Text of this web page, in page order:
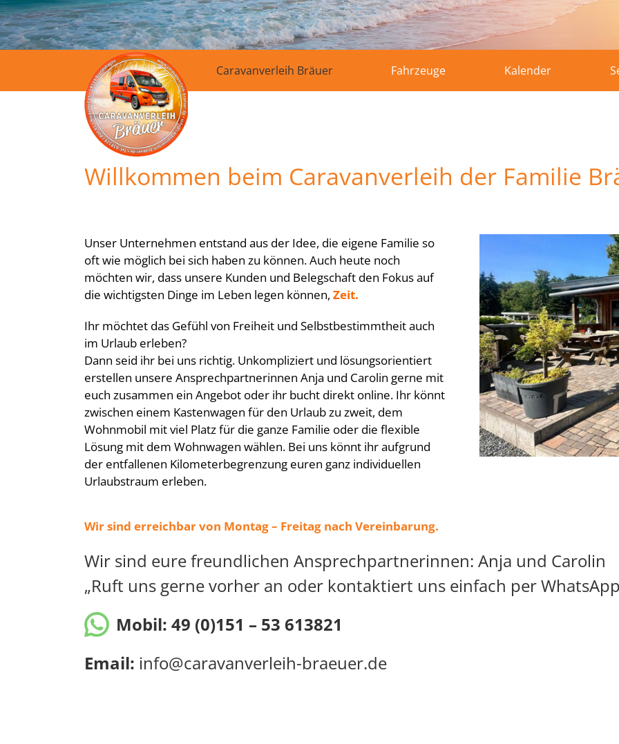
Caravanverleih Bräuer Fahrzeuge Kalender
Willkommen beim Caravanverleih der Familie
Unser Unternehmen entstand aus der Idee, die eigene Familie so
oft wie möglich bei sich haben zu können. Auch heute noch
möchten wir, dass unsere Kunden und Belegschaft den Fokus auf
die wichtigsten Dinge im Leben legen können, Zeit.
Ihr möchtet das Gefühl von Freiheit und Selbstbestimmtheit auch
im Urlaub erleben?
Dann seid ihr bei uns richtig. Unkompliziert und lösungsorientiert
erstellen unsere Ansprechpartnerinnen Anja und Carolin gerne mit
euch zusammen ein Angebot oder ihr bucht direkt online. Ihr könnt
zwischen einem Kastenwagen für den Urlaub zu zweit, dem
Wohnmobil mit viel Platz für die ganze Familie oder die flexible
Lösung mit dem Wohnwagen wählen. Bei uns könnt ihr aufgrund
der entfallenen Kilometerbegrenzung euren ganz individuellen
Urlaubstraum erleben.
Wir sind erreichbar von Montag – Freitag nach Vereinbarung.
Wir sind eure freundlichen Ansprechpartnerinnen: Anja und Carolin
„Ruft uns gerne vorher an oder kontaktiert uns einfach per
Mobil: 49 (0)151 – 53 613821
Email: info@caravanverleih-braeuer.de